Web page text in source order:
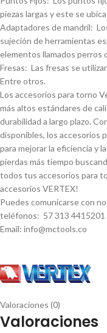
piezas largas y este se
Adaptadores de mandril:
sujeción de herramientas
elementos llamados perros
Fresas: Las fresas se
Entre otros.
Los accesorios para torno
más altos estándares de
durabilidad a largo plazo.
disponibles, los accesorios
para mejorar la eficiencia y
pierdas más tiempo
todos tus accesorios para
accesorios VERTEX!
Puedes comunicarse con
teléfonos: 57 313 4415201
Email: info@mctools.co
Valoraciones (0)
Valoraciones